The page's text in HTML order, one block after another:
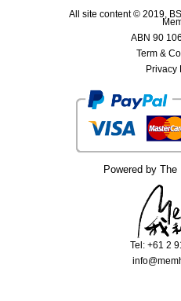
All site content © 2019,
ABN 90
Term &
Privacy
Powered by The
Tel: +61 2